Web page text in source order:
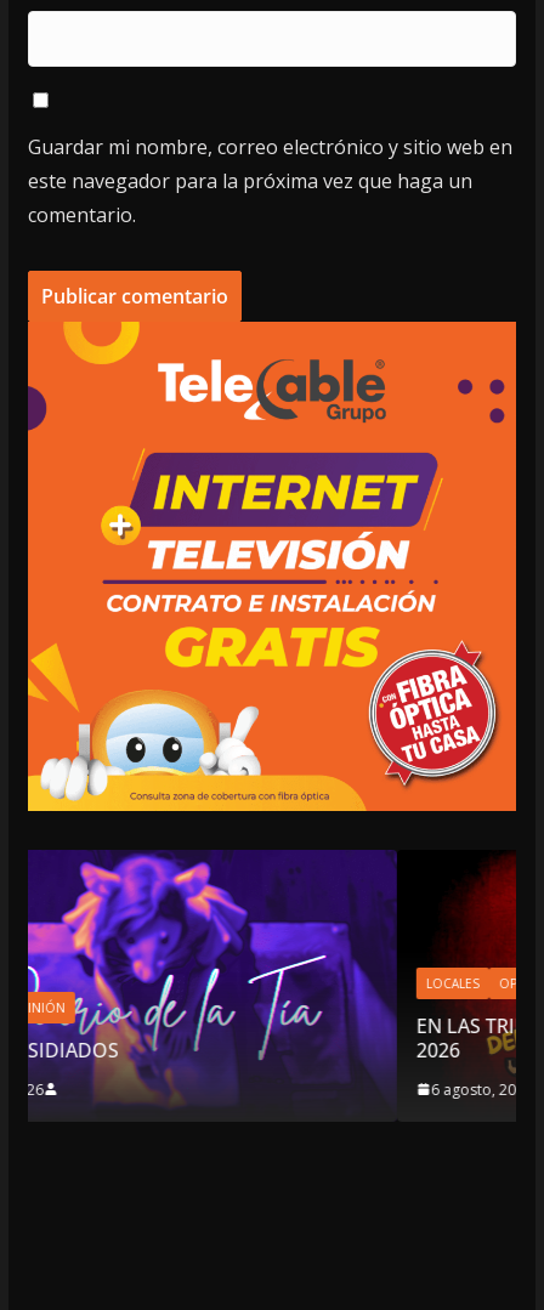
Guardar mi nombre, correo electrónico y sitio web en
este navegador para la próxima vez que haga un
comentario.
LOCALES OPINIÓN
EN LAS TRIPAS DEL JAGUAR: 06 DE AGOSTO DE
2026
6 agosto, 2026